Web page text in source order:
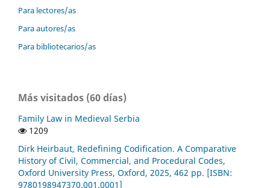
Para lectores/as
Para autores/as
Para bibliotecarios/as
Más visitados (60 días)
Family Law in Medieval Serbia
1209
Dirk Heirbaut, Redefining Codification. A Comparative
History of Civil, Commercial, and Procedural Codes,
Oxford University Press, Oxford, 2025, 462 pp. [ISBN:
9780198947370.001.0001]